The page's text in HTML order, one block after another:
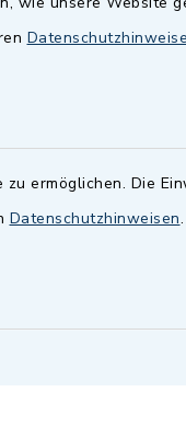
ermöglichen. Die
Datenschutzhinweisen.
.